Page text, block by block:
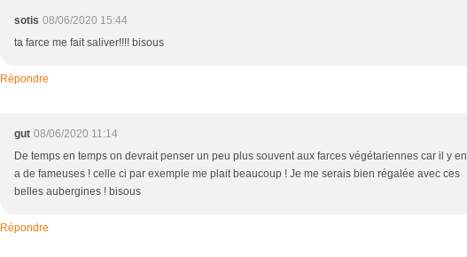
sotis 08/06/2020 15:44
ta farce me fait saliver!!!! bisous
Répondre
gut 08/06/2020 11:14
De temps en temps on devrait penser un peu plus souvent aux farces végétariennes car il y en
a de fameuses ! celle ci par exemple me plait beaucoup ! Je me serais bien régalée avec ces
belles aubergines ! bisous
Répondre